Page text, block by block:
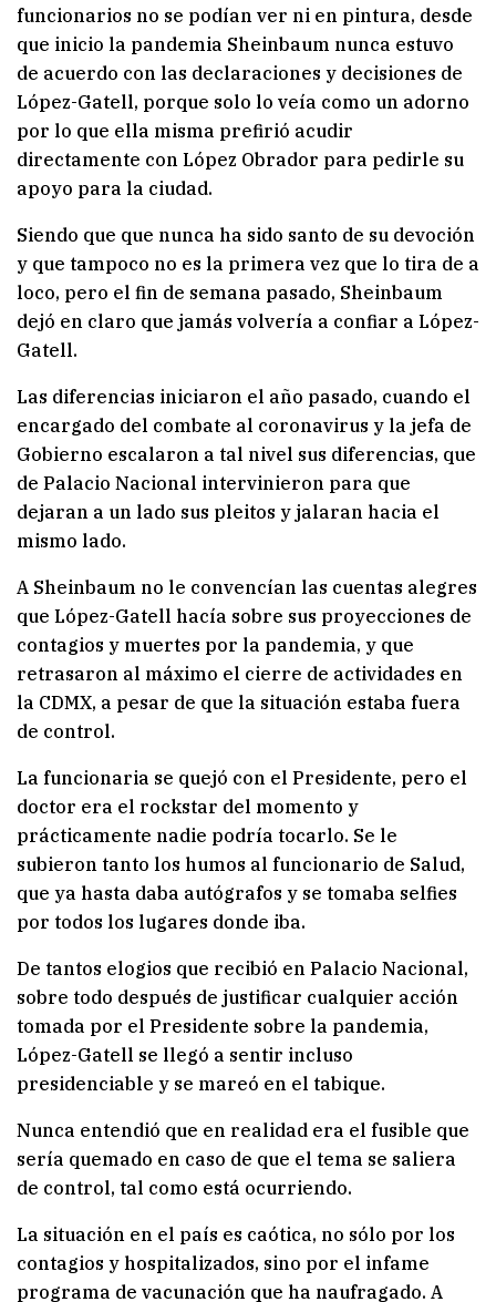
funcionarios no se podían ver ni en pintura, desde
que inicio la pandemia Sheinbaum nunca estuvo
de acuerdo con las declaraciones y decisiones de
López-Gatell, porque solo lo veía como un adorno
por lo que ella misma prefirió acudir
directamente con López Obrador para pedirle su
apoyo para la ciudad.
Siendo que que nunca ha sido santo de su devoción
y que tampoco no es la primera vez que lo tira de a
loco, pero el fin de semana pasado, Sheinbaum
dejó en claro que jamás volvería a confiar a López-
Gatell.
Las diferencias iniciaron el año pasado, cuando el
encargado del combate al coronavirus y la jefa de
Gobierno escalaron a tal nivel sus diferencias, que
de Palacio Nacional intervinieron para que
dejaran a un lado sus pleitos y jalaran hacia el
mismo lado.
A Sheinbaum no le convencían las cuentas alegres
que López-Gatell hacía sobre sus proyecciones de
contagios y muertes por la pandemia, y que
retrasaron al máximo el cierre de actividades en
la CDMX, a pesar de que la situación estaba fuera
de control.
La funcionaria se quejó con el Presidente, pero el
doctor era el rockstar del momento y
prácticamente nadie podría tocarlo. Se le
subieron tanto los humos al funcionario de Salud,
que ya hasta daba autógrafos y se tomaba selfies
por todos los lugares donde iba.
De tantos elogios que recibió en Palacio Nacional,
sobre todo después de justificar cualquier acción
tomada por el Presidente sobre la pandemia,
López-Gatell se llegó a sentir incluso
presidenciable y se mareó en el tabique.
Nunca entendió que en realidad era el fusible que
sería quemado en caso de que el tema se saliera
de control, tal como está ocurriendo.
La situación en el país es caótica, no sólo por los
contagios y hospitalizados, sino por el infame
programa de vacunación que ha naufragado. A